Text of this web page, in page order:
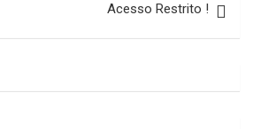
Acesso Restrito !